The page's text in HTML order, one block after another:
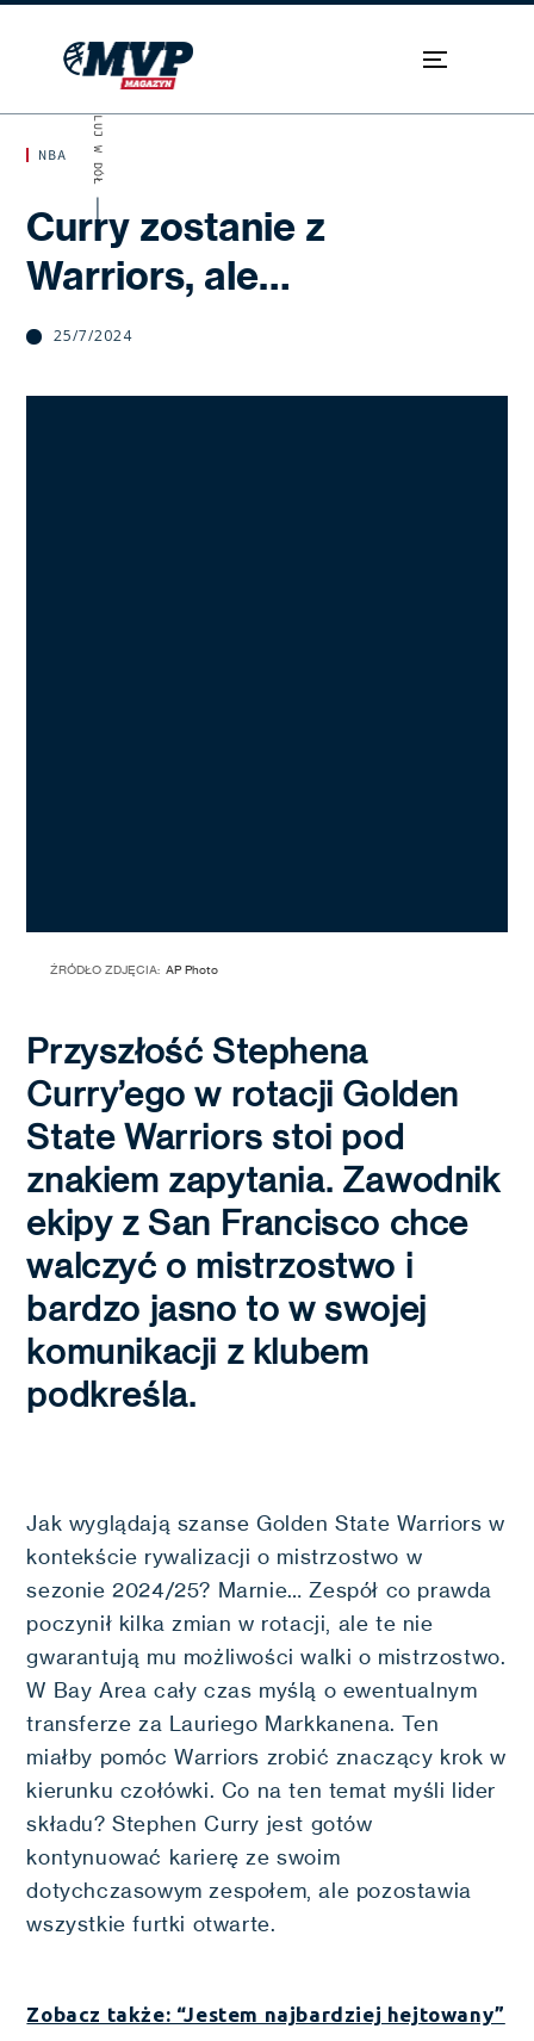
NBA
Curry zostanie z
Warriors, ale…
25/7/2024
SKROLUJ W DÓŁ
ŹRÓDŁO ZDJĘCIA: AP Photo
Przyszłość Stephena
Curry’ego w rotacji Golden
State Warriors stoi pod
znakiem zapytania. Zawodnik
ekipy z San Francisco chce
walczyć o mistrzostwo i
bardzo jasno to w swojej
komunikacji z klubem
podkreśla.
Jak wyglądają szanse Golden State Warriors w
kontekście rywalizacji o mistrzostwo w
sezonie 2024/25? Marnie… Zespół co prawda
poczynił kilka zmian w rotacji, ale te nie
gwarantują mu możliwości walki o mistrzostwo.
W Bay Area cały czas myślą o ewentualnym
transferze za Lauriego Markkanena. Ten
miałby pomóc Warriors zrobić znaczący krok w
kierunku czołówki. Co na ten temat myśli lider
składu? Stephen Curry jest gotów
kontynuować karierę ze swoim
dotychczasowym zespołem, ale pozostawia
wszystkie furtki otwarte.
Zobacz także: “Jestem najbardziej hejtowany”